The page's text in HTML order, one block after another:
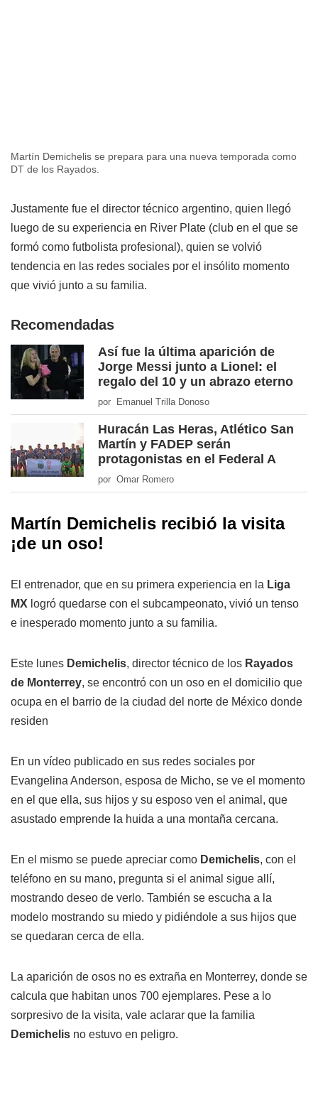
Martín Demichelis se prepara para una nueva temporada como
DT de los Rayados.
Justamente fue el director técnico argentino, quien llegó
luego de su experiencia en River Plate (club en el que se
formó como futbolista profesional), quien se volvió
tendencia en las redes sociales por el insólito momento
que vivió junto a su familia.
Recomendadas
Así fue la última aparición de
Jorge Messi junto a Lionel: el
regalo del 10 y un abrazo eterno
por Emanuel Trilla Donoso
Huracán Las Heras, Atlético San
Martín y FADEP serán
protagonistas en el Federal A
por Omar Romero
Martín Demichelis recibió la visita
¡de un oso!
El entrenador, que en su primera experiencia en la Liga
MX logró quedarse con el subcampeonato, vivió un tenso
e inesperado momento junto a su familia.
Este lunes Demichelis, director técnico de los Rayados
de Monterrey, se encontró con un oso en el domicilio que
ocupa en el barrio de la ciudad del norte de México donde
residen
En un vídeo publicado en sus redes sociales por
Evangelina Anderson, esposa de Micho, se ve el momento
en el que ella, sus hijos y su esposo ven el animal, que
asustado emprende la huida a una montaña cercana.
En el mismo se puede apreciar como Demichelis, con el
teléfono en su mano, pregunta si el animal sigue allí,
mostrando deseo de verlo. También se escucha a la
modelo mostrando su miedo y pidiéndole a sus hijos que
se quedaran cerca de ella.
La aparición de osos no es extraña en Monterrey, donde se
calcula que habitan unos 700 ejemplares. Pese a lo
sorpresivo de la visita, vale aclarar que la familia
Demichelis no estuvo en peligro.